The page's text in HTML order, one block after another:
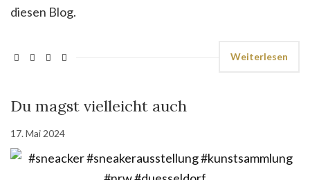
diesen Blog.
Weiterlesen
Du magst vielleicht auch
17. Mai 2024